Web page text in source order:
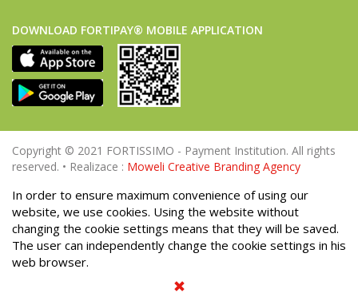
DOWNLOAD FORTIPAY® MOBILE APPLICATION
Copyright © 2021 FORTISSIMO - Payment Institution. All rights
reserved. • Realizace : Moweli Creative Branding Agency
In order to ensure maximum convenience of using our
website, we use cookies. Using the website without
changing the cookie settings means that they will be saved.
The user can independently change the cookie settings in his
web browser.